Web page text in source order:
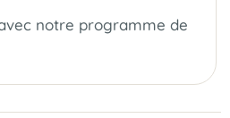
notre programme de